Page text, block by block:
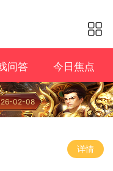
问答 今日焦点
02-08
详情